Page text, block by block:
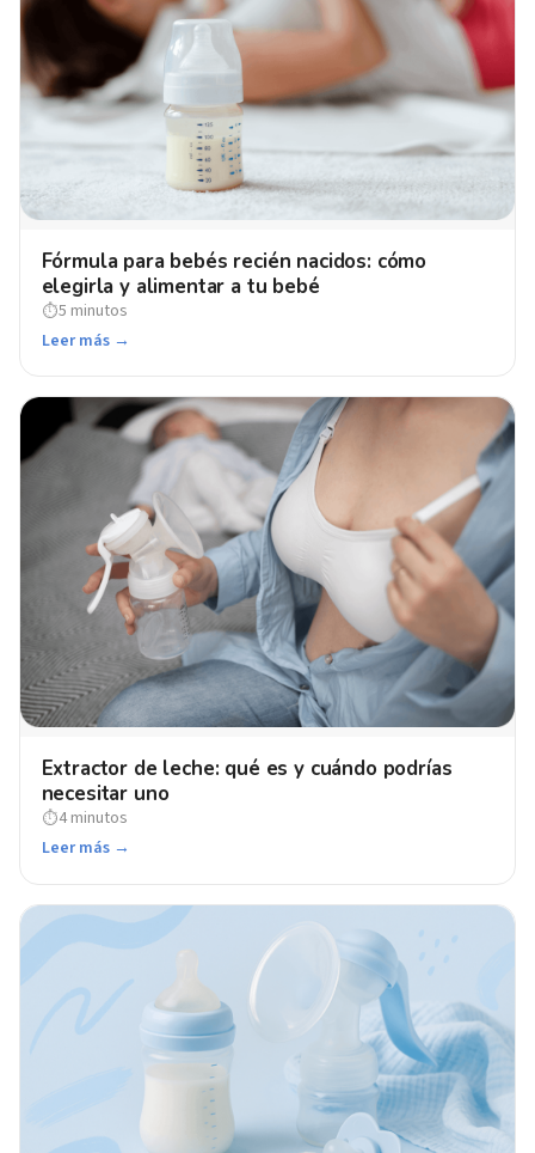
Fórmula para bebés recién nacidos: cómo
elegirla y alimentar a tu bebé
⏱5 minutos
Leer más →
Extractor de leche: qué es y cuándo podrías
necesitar uno
⏱4 minutos
Leer más →